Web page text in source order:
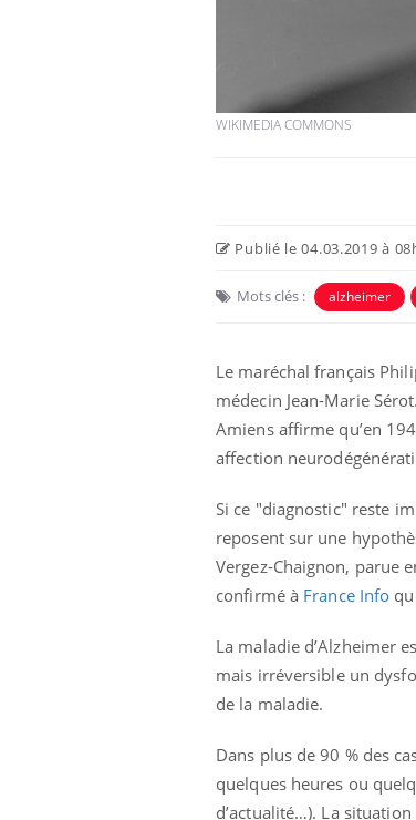
WIKIMEDIA COMMONS
Publié le 04.03.2019 à
Mots clés : alzheimer
Le maréchal français
médecin Jean-Marie
Amiens affirme qu’en
affection
Si ce "diagnostic" reste
reposent sur une
Vergez-Chaignon, parue
confirmé à France Info
La maladie d’Alzheimer
mais irréversible un
de la maladie.
Dans plus de 90 % des
quelques heures ou
d’actualité…). La
Comment oublier
écrans en vacances ?
Toujours connectés :
empiète de plus en
sur nos soirées
Cancer colorectal :
stratégie simple
changé la donne